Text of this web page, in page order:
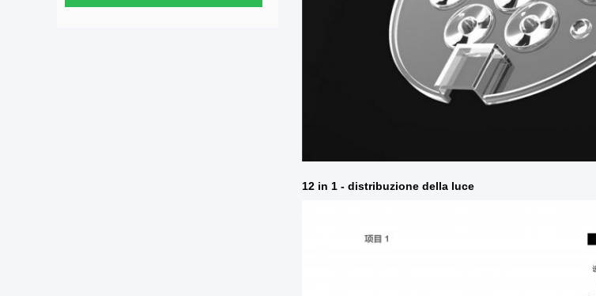
12 in 1 - distribuzione della luce